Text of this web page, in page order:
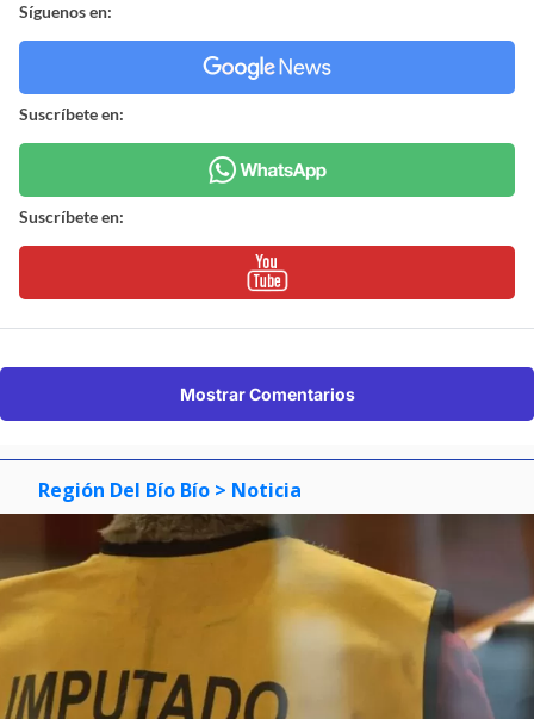
Síguenos en:
Suscríbete en:
Suscríbete en:
Mostrar Comentarios
Región Del Bío Bío > Noticia